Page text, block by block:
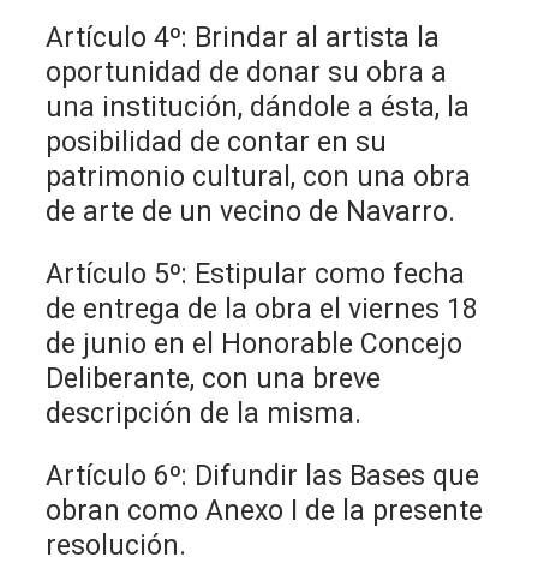
Artículo 4º: Brindar al artista la
oportunidad de donar su obra a
una institución, dándole a ésta, la
posibilidad de contar en su
patrimonio cultural, con una obra
de arte de un vecino de Navarro.
Artículo 5º: Estipular como fecha
de entrega de la obra el viernes 18
de junio en el Honorable Concejo
Deliberante, con una breve
descripción de la misma.
Artículo 6º: Difundir las Bases que
obran como Anexo I de la presente
resolución.